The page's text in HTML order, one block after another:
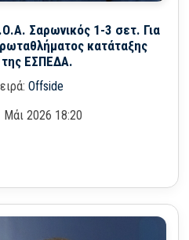
Σαρωνικός 1-3 σετ. Για
κατάταξης
ΕΣΠΕΔΑ.
Offside
Μάι 2026 18:20